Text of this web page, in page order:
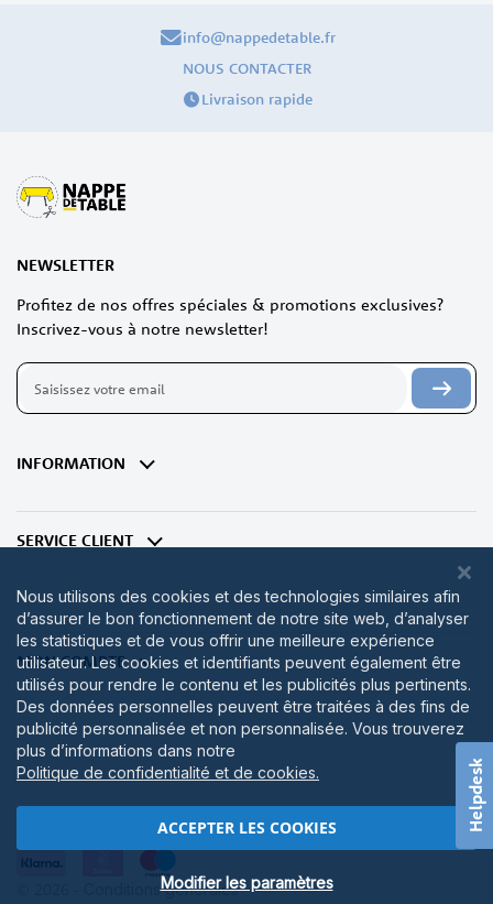
Helpdesk
info@nappedetable.fr
NOUS CONTACTER
Livraison rapide
NEWSLETTER
Profitez de nos offres spéciales & promotions exclusives?
Inscrivez-vous à notre newsletter!
Inscription
notre
d’information
INFORMATION
SERVICE CLIENT
MON COMPTE
Conditions générales
Nous utilisons des cookies et des technologies similaires afin
d’assurer le bon fonctionnement de notre site web, d’analyser
les statistiques et de vous offrir une meilleure expérience
utilisateur. Les cookies et identifiants peuvent également être
utilisés pour rendre le contenu et les publicités plus pertinents.
Des données personnelles peuvent être traitées à des fins de
publicité personnalisée et non personnalisée. Vous trouverez
plus d’informations dans notre
Politique de confidentialité et de cookies.
ACCEPTER LES COOKIES
Modifier les paramètres